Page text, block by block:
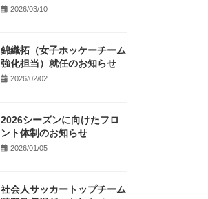
2026/03/10
錦織拓（女子ホッケーチーム
強化担当）就任のお知らせ
2026/02/02
2026シーズンに向けたフロ
ント体制のお知らせ
2026/01/05
社会人サッカートップチーム